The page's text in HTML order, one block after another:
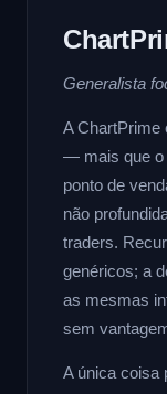
Generalista
A ChartPrime
— mais que o
ponto de
não
traders.
genéricos; a
as mesmas
sem
A única coisa